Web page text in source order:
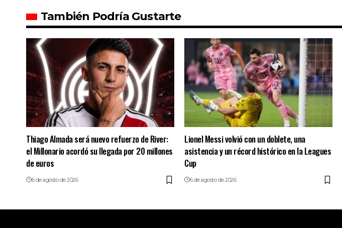
También Podría Gustarte
Thiago Almada será nuevo refuerzo de River:
el Millonario acordó su llegada por 20 millones
de euros
6 de agosto de 2026
Lionel Messi volvió con un doblete, una
asistencia y un récord histórico en la Leagues
Cup
6 de agosto de 2026